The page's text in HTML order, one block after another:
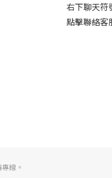
右下聊天符
點擊聯絡客
線。